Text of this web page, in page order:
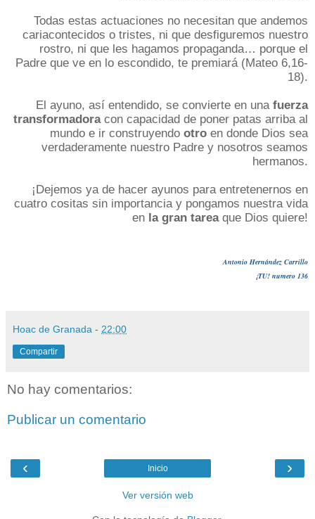
Todas estas actuaciones no necesitan que andemos
cariacontecidos o tristes, ni que desfiguremos nuestro
rostro, ni que les hagamos propaganda… porque el
Padre que ve en lo escondido, te premiará (Mateo 6,16-
18).
El ayuno, así entendido, se convierte en una fuerza
transformadoracon capacidad de poner patas arriba al
mundo e ir construyendo otro en donde Dios sea
verdaderamente nuestro Padre y nosotros seamos
hermanos.
¡Dejemos ya de hacer ayunos para entretenernos en
cuatro cositas sin importancia y pongamos nuestra vida
en la gran tarea que Dios quiere!
Antonio Hernández Carrillo
¡TU! numero 136
Hoac de Granada - 22:00
Compartir
No hay comentarios:
Publicar un comentario
‹ ›
Inicio
Ver versión web